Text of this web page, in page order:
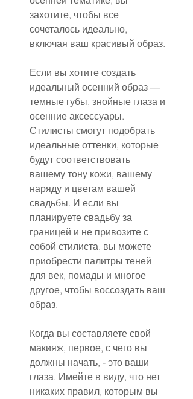
захотите, чтобы все
сочеталось идеально,
включая ваш красивый образ.
Если вы хотите создать
идеальный осенний образ —
темные губы, знойные глаза и
осенние аксессуары.
Стилисты смогут подобрать
идеальные оттенки, которые
будут соответствовать
вашему тону кожи, вашему
наряду и цветам вашей
свадьбы. И если вы
планируете свадьбу за
границей и не привозите с
собой стилиста, вы можете
приобрести палитры теней
для век, помады и многое
другое, чтобы воссоздать ваш
образ.
Когда вы составляете свой
макияж, первое, с чего вы
должны начать, - это ваши
глаза. Имейте в виду, что нет
никаких правил, которым вы